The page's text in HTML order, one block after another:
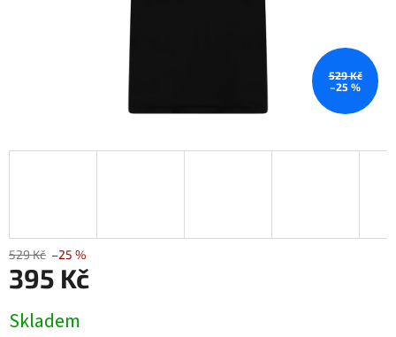
529 Kč
–25 %
529 Kč –25 %
395 Kč
cena:
Skladem